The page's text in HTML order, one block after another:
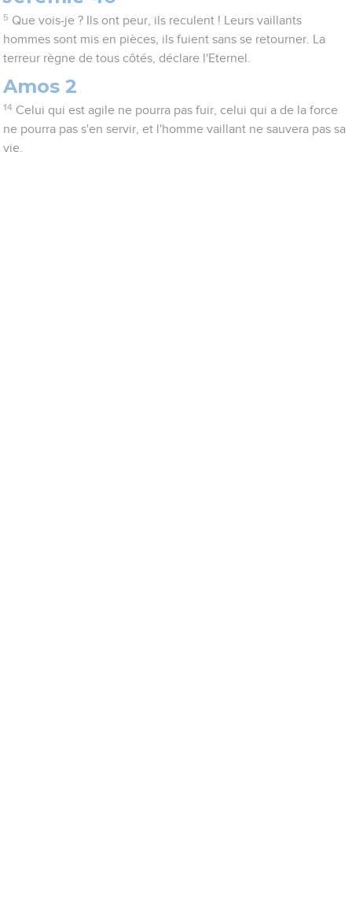
5 Que vois-je ? Ils ont peur, ils reculent ! Leurs vaillants
hommes sont mis en pièces, ils fuient sans se retourner. La
terreur règne de tous côtés, déclare l'Eternel.
Amos 2
14 Celui qui est agile ne pourra pas fuir, celui qui a de la force
ne pourra pas s'en servir, et l'homme vaillant ne sauvera pas sa
vie.